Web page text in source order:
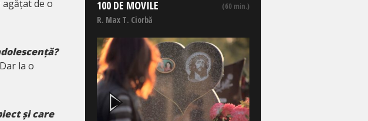
de o
la o
și care
100 DE MOVILE (60 min.)
R. Max T. Ciorbă